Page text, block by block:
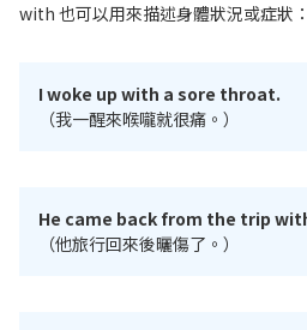
with 也可以用來描述身體狀況或症狀：
I woke up with a sore throat.
（我一醒來喉嚨就很痛。）
He came back from the trip
（他旅行回來後曬傷了。）